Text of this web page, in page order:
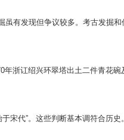
有发现但争议较多。考古发掘
浙讧绍兴环翠塔出土二件青花碗
宋代”。这些判断基本调符合历史